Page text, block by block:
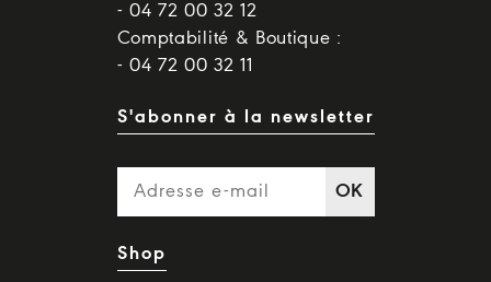
- 04 72 00 32 12
Comptabilité & Boutique :
- 04 72 00 32 11
S'abonner à la newsletter
OK
Shop